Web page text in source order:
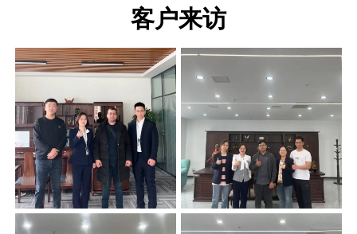
客户来访